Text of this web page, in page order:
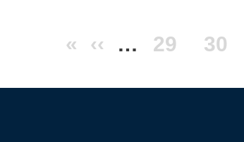
страницПервая
«
Предыдущая
‹‹ … Page
29 Page
30